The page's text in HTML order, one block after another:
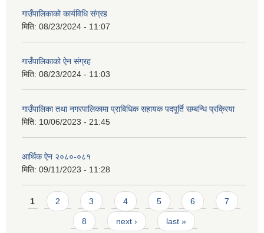
गाउँपालिकाको कार्यविधि संग्रह
मिति: 08/23/2024 - 11:07
गाउँपालिकाको ऐन संग्रह
मिति: 08/23/2024 - 11:03
गाउँपालिका तथा नगरपालिकामा प्राबिधिक सहायक पदपूर्ति सम्बन्धि प्रक्रिया
मिति: 10/06/2023 - 21:45
आर्थिक ऐन २०८०-०८१
मिति: 09/11/2023 - 11:28
Pages
1 2 3 4 5 6 7
8 next › last »